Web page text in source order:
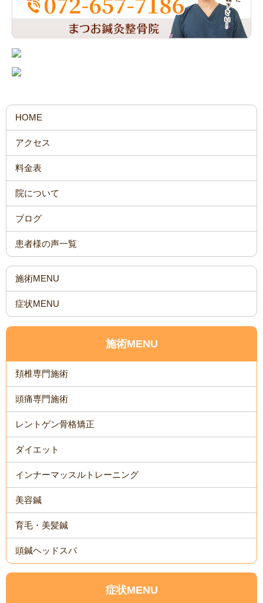
HOME
アクセス
料金表
院について
ブログ
患者様の声一覧
施術MENU
症状MENU
施術MENU
頚椎専門施術
頭痛専門施術
レントゲン骨格矯正
ダイエット
インナーマッスルトレーニング
美容鍼
育毛・美髪鍼
頭鍼ヘッドスパ
症状MENU